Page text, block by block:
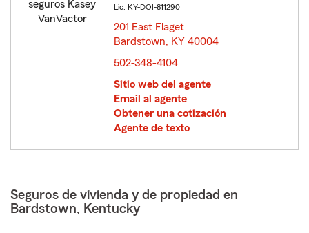
Lic: KY-DOI-811290
201 East Flaget
Bardstown, KY 40004
502-348-4104
Sitio web del agente
Email al agente
Obtener una cotización
Agente de texto
Seguros de vivienda y de propiedad en
Bardstown, Kentucky